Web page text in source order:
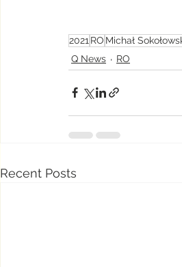
2021 RO Michał
Q News
RO
Recent Posts